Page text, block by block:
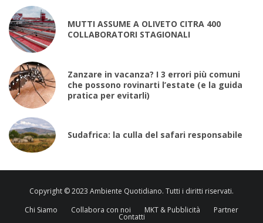
MUTTI ASSUME A OLIVETO CITRA 400
COLLABORATORI STAGIONALI
Zanzare in vacanza? I 3 errori più comuni
che possono rovinarti l’estate (e la guida
pratica per evitarli)
Sudafrica: la culla del safari responsabile
Copyright © 2023 Ambiente Quotidiano. Tutti i diritti riservati.
Chi Siamo
Collabora con noi MKT & Pubblicità Partner
Contatti